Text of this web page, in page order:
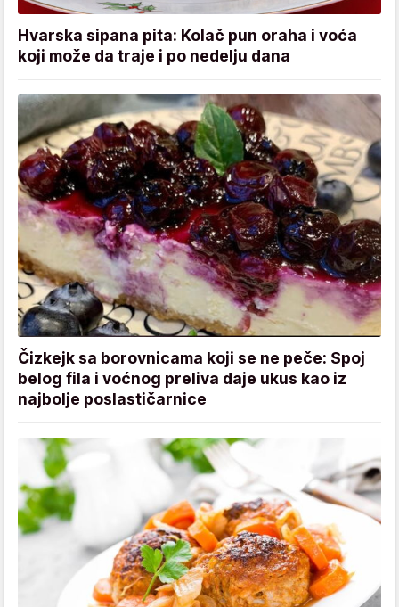
Hvarska sipana pita: Kolač pun oraha i voća
koji može da traje i po nedelju dana
Čizkejk sa borovnicama koji se ne peče: Spoj
belog fila i voćnog preliva daje ukus kao iz
najbolje poslastičarnice